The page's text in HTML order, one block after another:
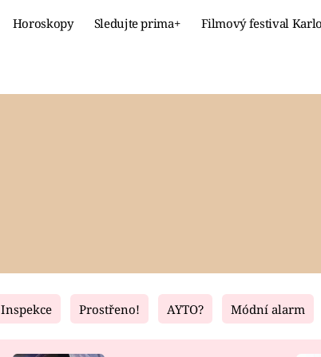
Horoskopy Sledujte prima+ Filmový festival
Fresh Living
Inspekce Prostřeno! AYTO? Módní alarm